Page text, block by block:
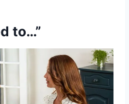
to…”